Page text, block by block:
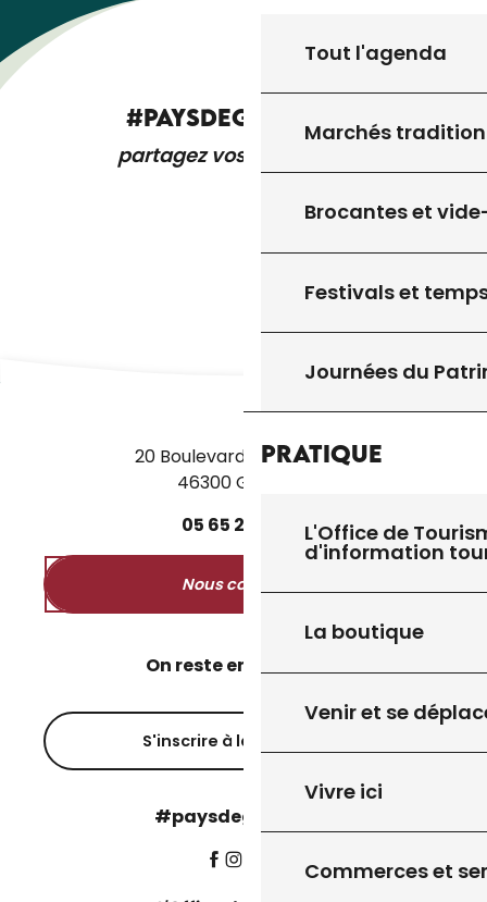
Tout l'agenda
Marchés
Brocantes et
Festivals et
Journées du
Pratique
L'Office de
d'information
La boutique
Venir et se
Vivre ici
Commerces et
#PAYSDEGOURDON
partagez vos expériences
20 Boulevard des Martyrs
46300 Gourdon
05 65 27 50
Nous contacter
On reste en contact ?
S'inscrire à la newsletter
#paysdegourdon !